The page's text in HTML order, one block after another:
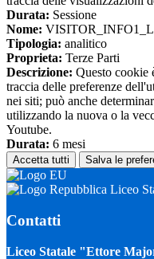
Durata: Sessione
Nome:
Tipologia: analitico
Proprieta: Terze Parti
Descrizione: Questo cookie
traccia delle preferenze
nei siti; può anche
utilizzando la nuova o la
Youtube.
Durata: 6 mesi
Accetta tutti Salva le
Liceo
Contatti
Liceo Statale "Ettore